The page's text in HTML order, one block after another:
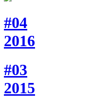
#04
2016
#03
2015